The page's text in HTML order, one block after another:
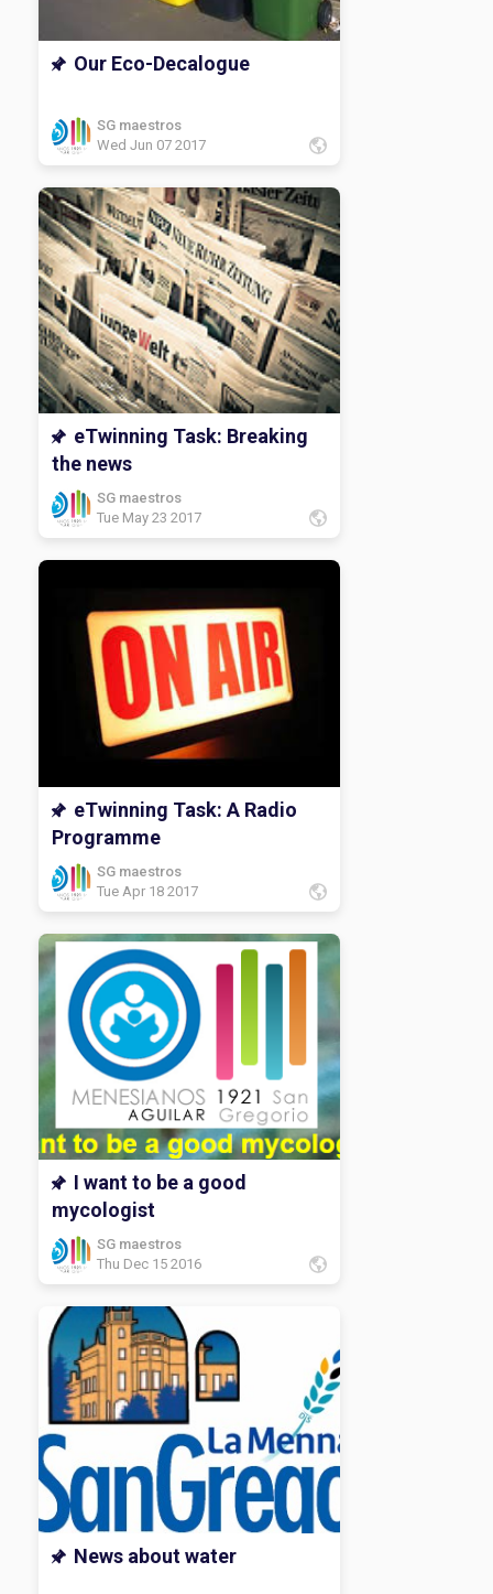
Our Eco-Decalogue
SG maestros
Wed Jun 07 2017
eTwinning Task: Breaking
the news
SG maestros
Tue May 23 2017
eTwinning Task: A Radio
Programme
SG maestros
Tue Apr 18 2017
I want to be a good
mycologist
SG maestros
Thu Dec 15 2016
News about water